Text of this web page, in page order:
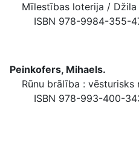
Mīlestības loterija / Džila
ISBN 978-9984-355-
Peinkofers, Mihaels.
Rūnu brālība : vēsturisks
ISBN 978-993-400-